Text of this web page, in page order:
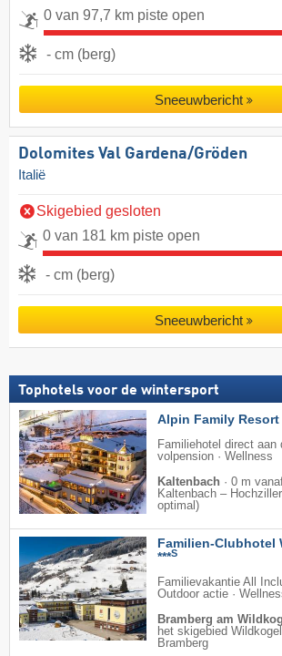
0 van 97,7 km piste open
- cm (berg)
Sneeuwbericht
Dolomites Val Gardena/​Gröden
Italië
Skigebied gesloten
0 van 181 km piste open
- cm (berg)
Sneeuwbericht
Tophotels voor de wintersport
Alpin Family Resort
Familiehotel direct aan
volpension · Wellness
Kaltenbach · 0 m
Kaltenbach –
optimal)
Familien-Clubhotel
***S
Familievakantie All
Outdoor actie ·
Bramberg am
het skigebied
Bramberg